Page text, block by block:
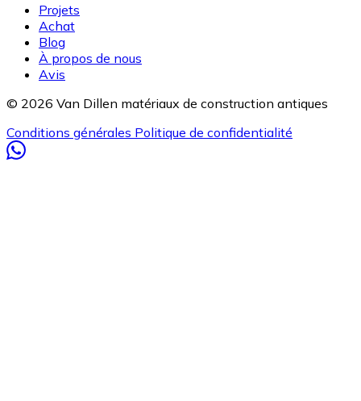
Projets
Achat
Blog
À propos de nous
Avis
© 2026 Van Dillen matériaux de construction antiques
Conditions générales Politique de confidentialité